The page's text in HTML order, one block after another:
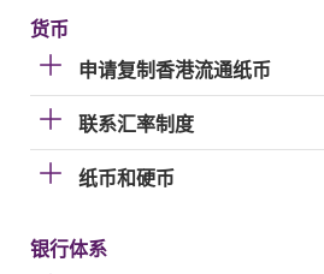
货币
申请复制香港流通纸币
联系汇率制度
纸币和硬币
银行体系